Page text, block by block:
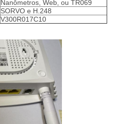
Nanômetros, Web, ou TR069
SORVO e H.248
V300R017C10